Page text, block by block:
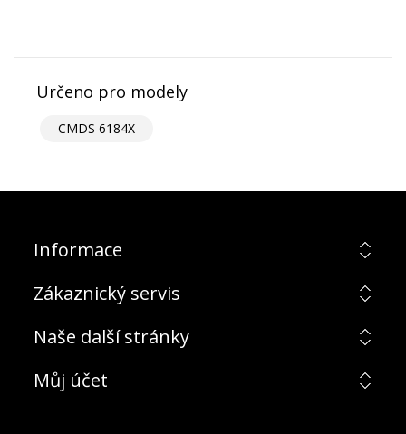
Určeno pro modely
CMDS 6184X
Informace
Zákaznický servis
Naše další stránky
Můj účet